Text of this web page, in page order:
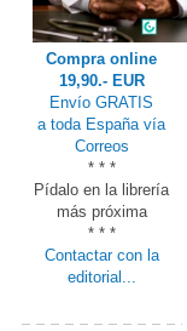
Compra online
19,90.- EUR
Envío GRATIS
a toda España vía
Correos
* * *
Pídalo en la librería
más próxima
* * *
Contactar con la
editorial...